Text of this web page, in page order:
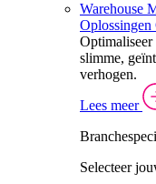
Warehouse
Optimaliseer
slimme,
verhogen.
Lees meer
Selecteer